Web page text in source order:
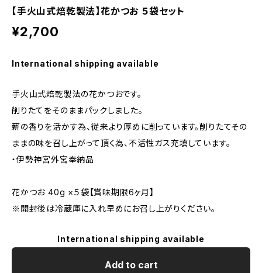
【手火山式焙乾製法】花かつお ５袋セット
¥2,700
International shipping available
手火山式焙乾製法の花かつおです。
削りたてをそのままパックしました。
薪の香りを活かす為、従来より厚めに削っています。削りたてその
ままの味を召し上がって頂く為、不活性ガス充填しています。
・伊勢神宮外宮奉納品
花かつお 40g ×５袋【賞味期限6ヶ月】
※開封後は冷蔵庫に入れ早めにお召し上がりください。
International shipping available
Add to cart